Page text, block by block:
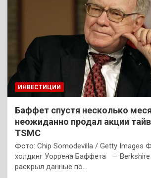
ИНВЕСТИЦИИ
Баффет спустя несколько
неожиданно продал акции
TSMC
Фото: Chip Somodevilla / Getty Images
холдинг Уоррена Баффета —
раскрыл данные по…